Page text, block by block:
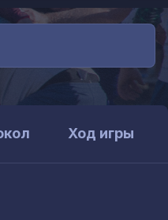
Ход игры